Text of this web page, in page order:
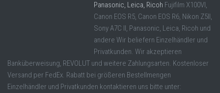
Panasonic, Leica, Ricoh Fujifilm X100VI,
Canon EOS R5, Canon EOS R6, Nikon Z5II,
Sony A7C II, Panasonic, Leica, Ricoh und
andere Wir beliefern Einzelhändler und
Privatkunden. Wir akzeptieren
Banküberweisung, REVOLUT und weitere Zahlungsarten. Kostenloser
Versand per FedEx. Rabatt bei größeren Bestellmengen
Einzelhändler und Privatkunden kontaktieren uns bitte unter: